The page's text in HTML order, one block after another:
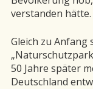
verstanden hätte.
Gleich zu
50 Jahre später
Deutschland